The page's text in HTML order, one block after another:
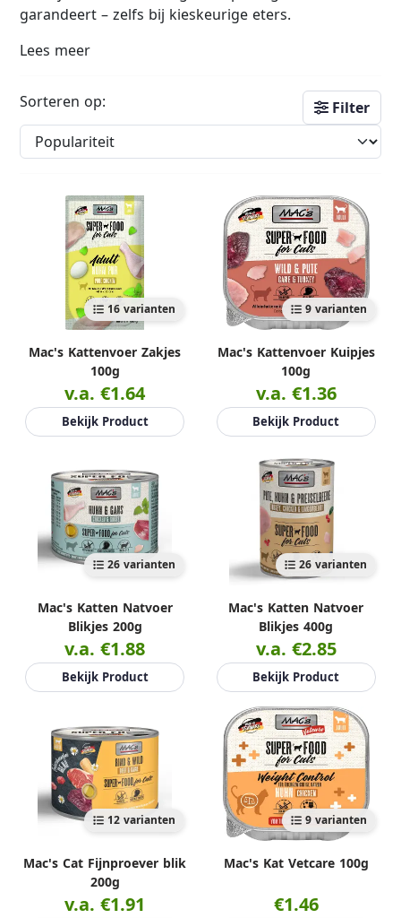
garandeert – zelfs bij kieskeurige eters.
Lees meer
Filter
Sorteren op:
16 varianten
Mac's Kattenvoer Zakjes
100g
v.a. €1.64
Bekijk Product
9 varianten
Mac's Kattenvoer Kuipjes
100g
v.a. €1.36
Bekijk Product
26 varianten
Mac's Katten Natvoer
Blikjes 200g
v.a. €1.88
Bekijk Product
26 varianten
Mac's Katten Natvoer
Blikjes 400g
v.a. €2.85
Bekijk Product
12 varianten
Mac's Cat Fijnproever blik
200g
v.a. €1.91
9 varianten
Mac's Kat Vetcare 100g
€1.46